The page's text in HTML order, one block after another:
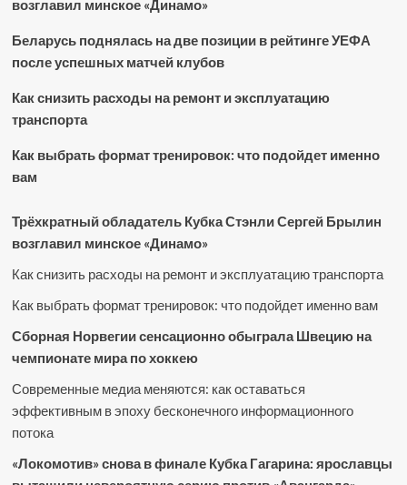
возглавил минское «Динамо»
Беларусь поднялась на две позиции в рейтинге УЕФА
после успешных матчей клубов
Как снизить расходы на ремонт и эксплуатацию
транспорта
Как выбрать формат тренировок: что подойдет именно
вам
Трёхкратный обладатель Кубка Стэнли Сергей Брылин
возглавил минское «Динамо»
Как снизить расходы на ремонт и эксплуатацию транспорта
Как выбрать формат тренировок: что подойдет именно вам
Сборная Норвегии сенсационно обыграла Швецию на
чемпионате мира по хоккею
Современные медиа меняются: как оставаться
эффективным в эпоху бесконечного информационного
потока
«Локомотив» снова в финале Кубка Гагарина: ярославцы